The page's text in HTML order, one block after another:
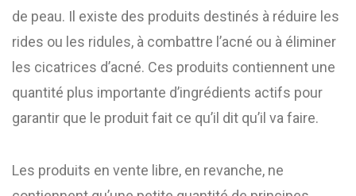
de peau. Il existe des produits destinés à réduire les
rides ou les ridules, à combattre l’acné ou à éliminer
les cicatrices d’acné. Ces produits contiennent une
quantité plus importante d’ingrédients actifs pour
garantir que le produit fait ce qu’il dit qu’il va faire.
Les produits en vente libre, en revanche, ne